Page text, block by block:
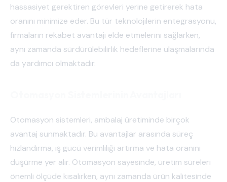
hassasiyet gerektiren görevleri yerine getirerek hata
oranını minimize eder. Bu tür teknolojilerin entegrasyonu,
firmaların rekabet avantajı elde etmelerini sağlarken,
aynı zamanda sürdürülebilirlik hedeflerine ulaşmalarında
da yardımcı olmaktadır.
Otomasyon sistemleri, ambalaj üretiminde birçok
avantaj sunmaktadır. Bu avantajlar arasında süreç
hızlandırma, iş gücü verimliliği artırma ve hata oranını
düşürme yer alır. Otomasyon sayesinde, üretim süreleri
önemli ölçüde kısalırken, aynı zamanda ürün kalitesinde